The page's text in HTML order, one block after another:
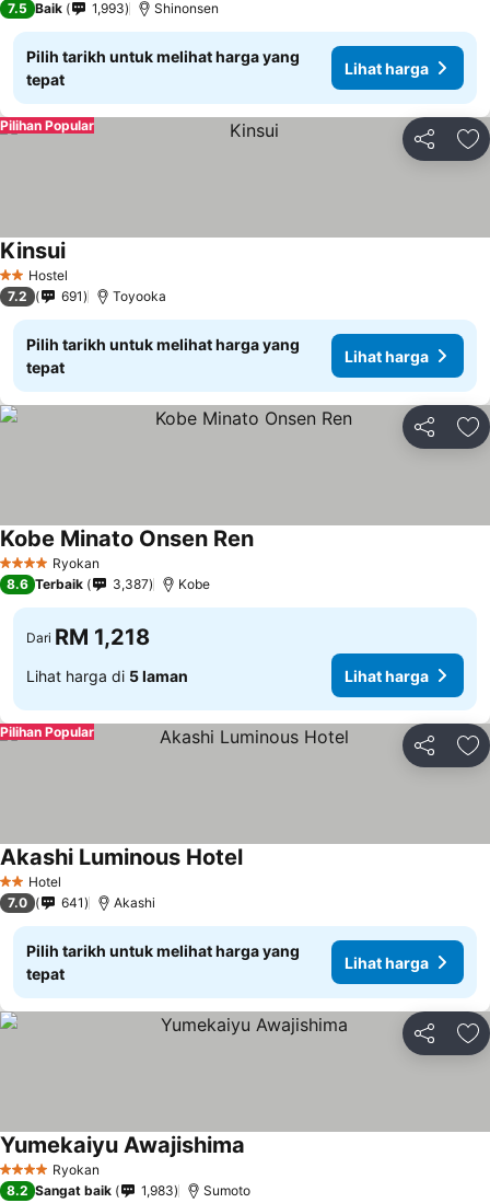
7.5 Baik 1,993 Shinonsen
Pilih tarikh untuk melihat harga yang
tepat
Lihat harga
Kongsi
Pilihan Popular
2 Bintang
Hostel
Kinsui
7.2 691 Toyooka
Pilih tarikh untuk melihat harga yang
tepat
Lihat harga
Kongsi
4 BintangRyokan
Kobe Minato Onsen Ren
8.6 Terbaik 3,387 Kobe
Dari RM 1,218
Lihat harga di 5 laman Lihat harga
Kongsi
Pilihan Popular
2 Bintang
Hotel
Akashi Luminous Hotel
7.0 641 Akashi
Pilih tarikh untuk melihat harga yang
tepat
Lihat harga
Kongsi
4 BintangRyokan
Yumekaiyu Awajishima
8.2 Sangat baik 1,983 Sumoto